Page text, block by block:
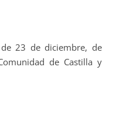
23 de diciembre, de
de Castilla y